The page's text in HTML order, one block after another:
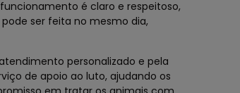
é claro e respeitoso,
ser feita no mesmo dia,
personalizado e pela
de apoio ao luto, ajudando os